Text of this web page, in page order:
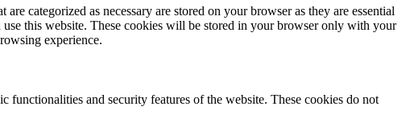
categorized as necessary are stored on your browser as they are essential
this website. These cookies will be stored in your browser only with your
experience.
functionalities and security features of the website. These cookies do not